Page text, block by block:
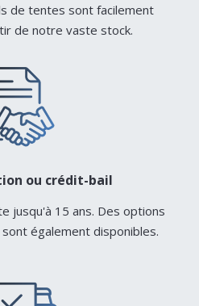
de tentes sont facilement
de notre vaste stock.
ou crédit-bail
jusqu'à 15 ans. Des options
également disponibles.